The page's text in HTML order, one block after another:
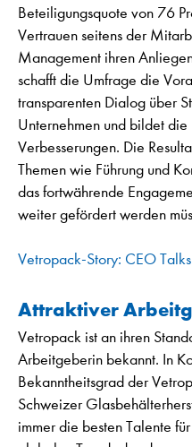
Beteiligungsquote von 76
Vertrauen seitens der
Management ihren
schafft die Umfrage die
transparenten Dialog über
Unternehmen und bildet die
Verbesserungen. Die
Themen wie Führung und
das fortwährende
weiter gefördert werden
Vetropack-Story: CEO Talks
Attraktiver
Vetropack ist an ihren
Arbeitgeberin bekannt. In
Bekanntheitsgrad der
Schweizer
immer die besten Talente